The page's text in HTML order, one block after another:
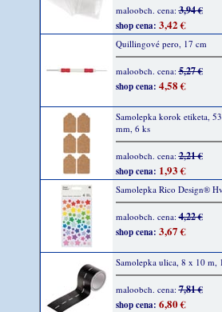
maloobch. cena:3,94 €
shop cena: 3,42 €
Quillingové pero, 17 cm
maloobch. cena:5,27 €
shop cena: 4,58 €
Samolepka korok etiketa,
mm, 6 ks
maloobch. cena:2,21 €
shop cena: 1,93 €
Samolepka Rico Design®
maloobch. cena:4,22 €
shop cena: 3,67 €
Samolepka ulica, 8 x 10 m,
maloobch. cena:7,81 €
shop cena: 6,80 €